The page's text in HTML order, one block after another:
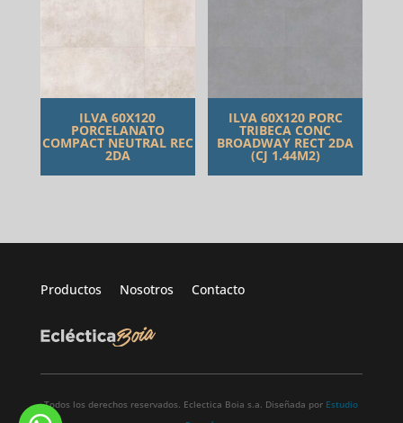
ILVA 60X120
PORCELANATO
COMPACT NEUTRAL REC
2DA
ILVA 60X120 PORC
TRIBECA CONC
BROADWAY RECT 2DA
(CJ 1.44M2)
Productos Nosotros Contacto
Todos los derechos reservados. Eclectica Boia s.a. Diseñada por Estudio